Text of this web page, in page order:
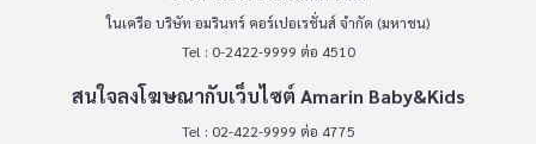
ในเครือ บริษัท อมรินทร์ คอร์เปอเรชั่นส์ จำกัด (มหาชน)
Tel : 0-2422-9999 ต่อ 4510
สนใจลงโฆษณากับเว็บไซต์ Amarin Baby&Kids
Tel : 02-422-9999 ต่อ 4775